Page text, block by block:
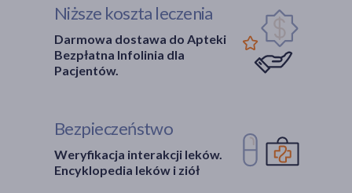
Niższe koszta leczenia
Darmowa dostawa do Apteki
Bezpłatna Infolinia dla
Pacjentów.
Bezpieczeństwo
Weryfikacja interakcji leków.
Encyklopedia leków i ziół